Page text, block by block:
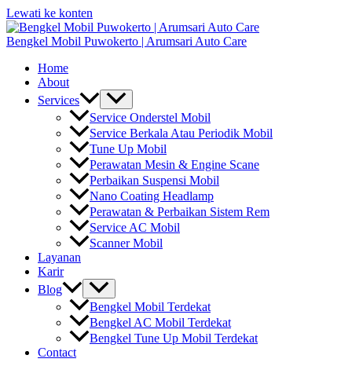
Lewati ke konten
Bengkel Mobil Puwokerto | Arumsari Auto Care
Home
About
Services
Service Onderstel Mobil
Service Berkala Atau Periodik Mobil
Tune Up Mobil
Perawatan Mesin & Engine Scane
Perbaikan Suspensi Mobil
Nano Coating Headlamp
Perawatan & Perbaikan Sistem Rem
Service AC Mobil
Scanner Mobil
Layanan
Karir
Blog
Bengkel Mobil Terdekat
Bengkel AC Mobil Terdekat
Bengkel Tune Up Mobil Terdekat
Contact